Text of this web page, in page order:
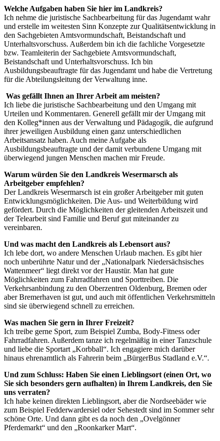
Welche Aufgaben haben Sie hier im Landkreis?
Ich nehme die juristische Sachbearbeitung für das Jugendamt wahr
und erstelle im weitesten Sinn Konzepte zur Qualitätsentwicklung in
den Sachgebieten Amtsvormundschaft, Beistandschaft und
Unterhaltsvorschuss. Außerdem bin ich die fachliche Vorgesetzte
bzw. Teamleiterin der Sachgebiete Amtsvormundschaft,
Beistandschaft und Unterhaltsvorschuss. Ich bin
Ausbildungsbeauftragte für das Jugendamt und habe die Vertretung
für die Abteilungsleitung der Verwaltung inne.
Was gefällt Ihnen an Ihrer Arbeit am meisten?
Ich liebe die juristische Sachbearbeitung und den Umgang mit
Urteilen und Kommentaren. Generell gefällt mir der Umgang mit
den Kolleg*innen aus der Verwaltung und Pädagogik, die aufgrund
ihrer jeweiligen Ausbildung einen ganz unterschiedlichen
Arbeitsansatz haben. Auch meine Aufgabe als
Ausbildungsbeauftragte und der damit verbundene Umgang mit
überwiegend jungen Menschen machen mir Freude.
Warum würden Sie den Landkreis Wesermarsch als
Arbeitgeber empfehlen?
Der Landkreis Wesermarsch ist ein großer Arbeitgeber mit guten
Entwicklungsmöglichkeiten. Die Aus- und Weiterbildung wird
gefördert. Durch die Möglichkeiten der gleitenden Arbeitszeit und
der Telearbeit sind Familie und Beruf gut miteinander zu
vereinbaren.
Und was macht den Landkreis als Lebensort aus?
Ich lebe dort, wo andere Menschen Urlaub machen. Es gibt hier
noch unberührte Natur und der „Nationalpark Niedersächsisches
Wattenmeer“ liegt direkt vor der Haustür. Man hat gute
Möglichkeiten zum Fahrradfahren und Sporttreiben. Die
Verkehrsanbindung zu den Oberzentren Oldenburg, Bremen oder
aber Bremerhaven ist gut, und auch mit öffentlichen Verkehrsmitteln
sind sie überwiegend schnell zu erreichen.
Was machen Sie gern in Ihrer Freizeit?
Ich treibe gerne Sport, zum Beispiel Zumba, Body-Fitness oder
Fahrradfahren. Außerdem tanze ich regelmäßig in einer Tanzschule
und liebe die Sportart „Korbball“. Ich engagiere mich darüber
hinaus ehrenamtlich als Fahrerin beim „BürgerBus Stadland e.V.“.
Und zum Schluss: Haben Sie einen Lieblingsort (einen Ort, wo
Sie sich besonders gern aufhalten) in Ihrem Landkreis, den Sie
uns verraten?
Ich habe keinen direkten Lieblingsort, aber die Nordseebäder wie
zum Beispiel Fedderwardersiel oder Sehestedt sind im Sommer sehr
schöne Orte. Und dann gibt es da noch den „Ovelgönner
Pferdemarkt“ und den „Roonkarker Mart“.